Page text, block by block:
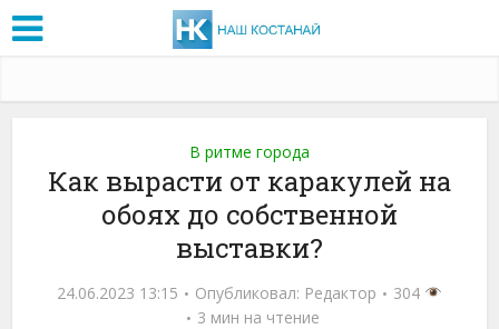
В ритме города
Как вырасти от каракулей на
обоях до собственной
выставки?
24.06.2023 13:15 Опубликовал: Редактор
304
3 мин на чтение